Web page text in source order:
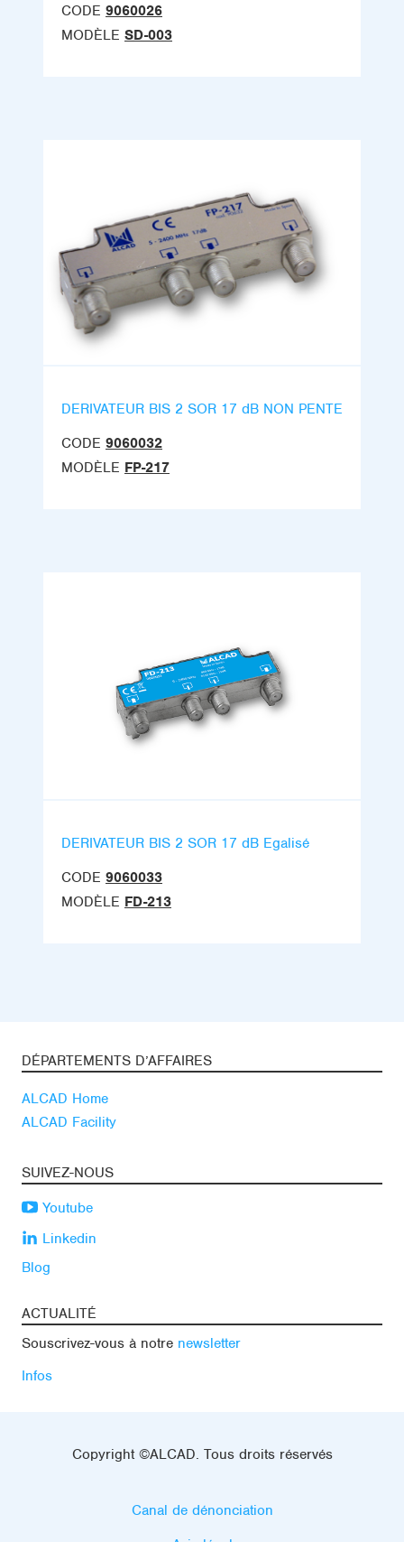
CODE 9060026
MODÈLE SD-003
DERIVATEUR BIS 2 SOR 17 dB NON PENTE
CODE 9060032
MODÈLE FP-217
DERIVATEUR BIS 2 SOR 17 dB Egalisé
CODE 9060033
MODÈLE FD-213
DÉPARTEMENTS D’AFFAIRES
ALCAD Home
ALCAD Facility
SUIVEZ-NOUS
Youtube
Linkedin
Blog
ACTUALITÉ
Souscrivez-vous à notre newsletter
Infos
Copyright ©ALCAD. Tous droits réservés
Canal de dénonciation